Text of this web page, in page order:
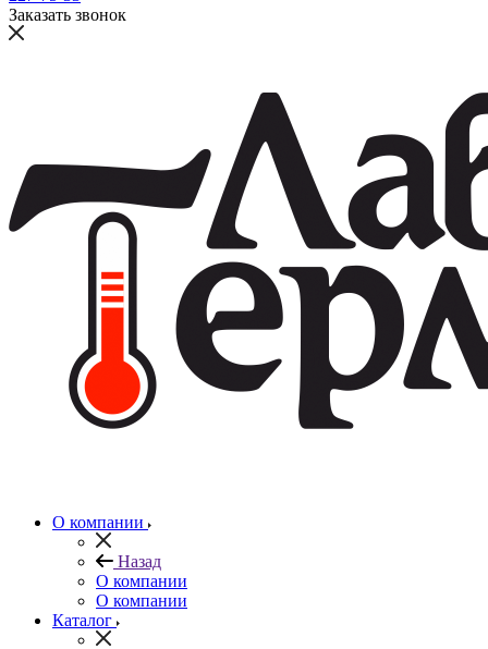
Заказать звонок
О компании
Назад
О компании
О компании
Каталог